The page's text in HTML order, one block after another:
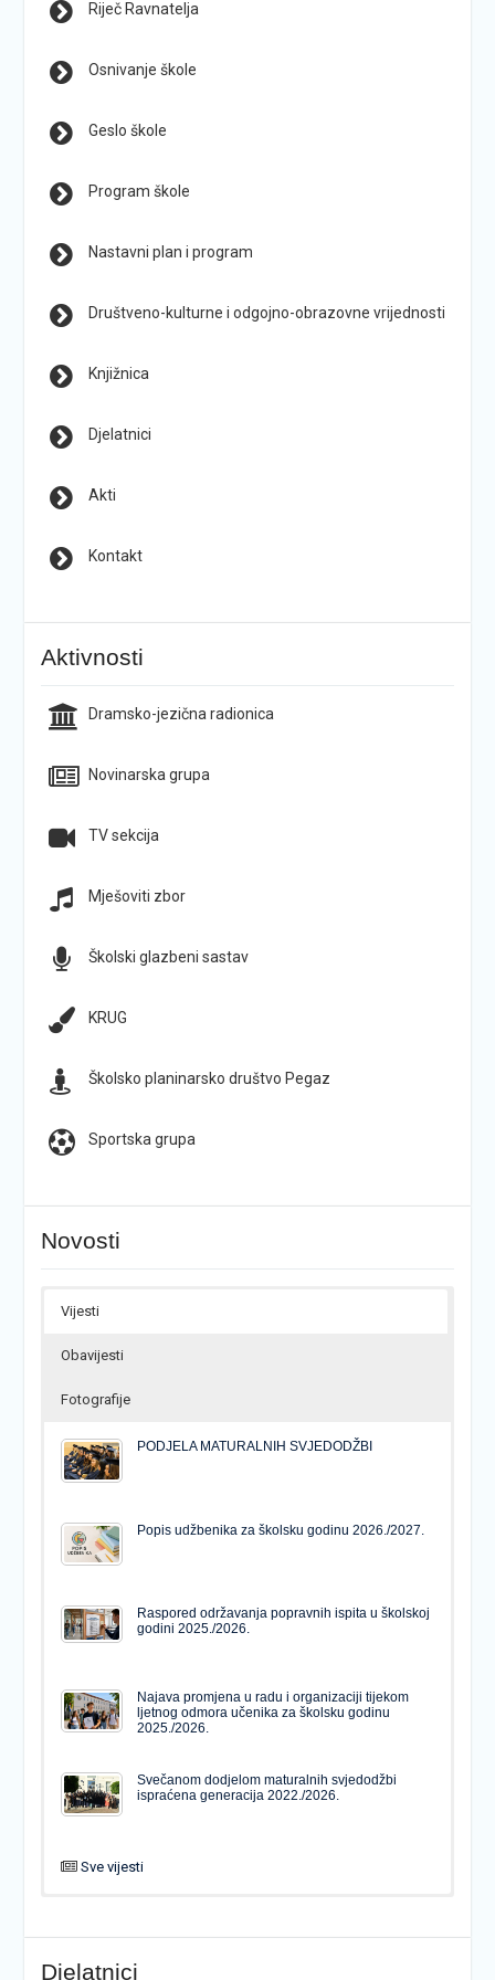
Riječ Ravnatelja
Osnivanje škole
Geslo škole
Program škole
Nastavni plan i program
Društveno-kulturne i odgojno-obrazovne vrijednosti
Knjižnica
Djelatnici
Akti
Kontakt
Aktivnosti
Dramsko-jezična radionica
Novinarska grupa
TV sekcija
Mješoviti zbor
Školski glazbeni sastav
KRUG
Školsko planinarsko društvo Pegaz
Sportska grupa
Novosti
Vijesti
Obavijesti
Fotografije
PODJELA MATURALNIH SVJEDODŽBI
Popis udžbenika za školsku godinu 2026./2027.
Raspored održavanja popravnih ispita u školskoj
godini 2025./2026.
Najava promjena u radu i organizaciji tijekom
ljetnog odmora učenika za školsku godinu
2025./2026.
Svečanom dodjelom maturalnih svjedodžbi
ispraćena generacija 2022./2026.
Sve vijesti
Djelatnici